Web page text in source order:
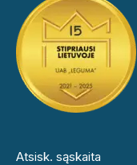
Atsisk. sąskaita